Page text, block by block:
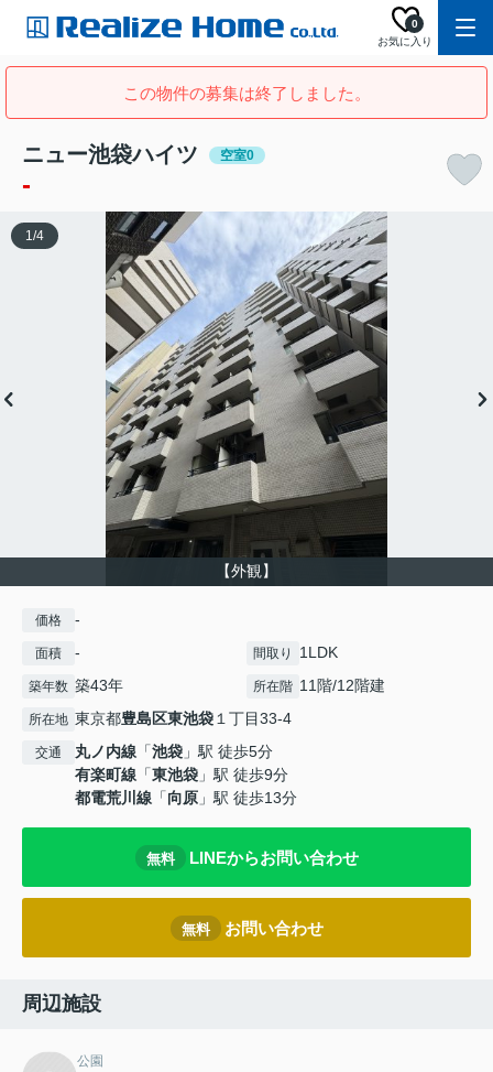
お気に入り
0
この物件の募集は終了しました。
ニュー池袋ハイツ 空室0
-
【外観】
1/4
価格 -
面積 - 間取り 1LDK
築年数 築43年 所在階 11階/12階建
所在地 東京都豊島区東池袋１丁目33-4
交通 丸ノ内線 「池袋 」駅 徒歩5分
有楽町線 「東池袋 」駅 徒歩9分
都電荒川線 「向原 」駅 徒歩13分
無料 LINEからお問い合わせ
無料 お問い合わせ
周辺施設
公園